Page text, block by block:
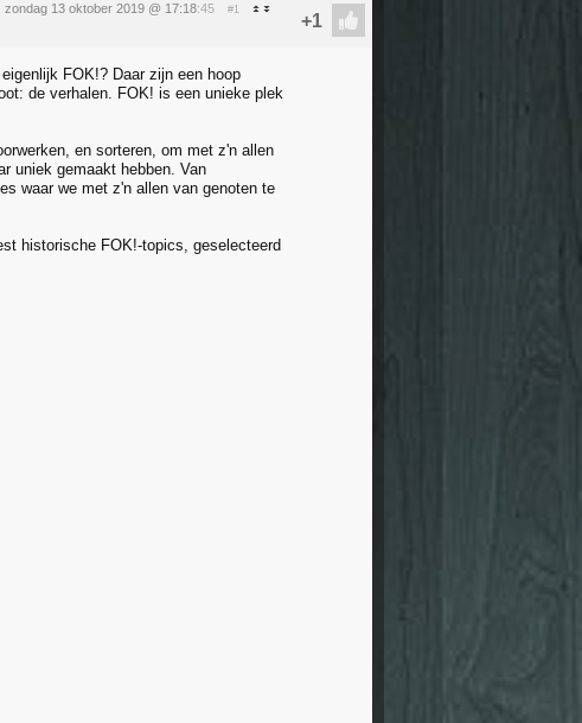
zondag 13 oktober 2019 @ 17:18:45 #1
FOK!? Daar zijn een hoop
de verhalen. FOK! is een unieke plek
en sorteren, om met z'n allen
uniek gemaakt hebben. Van
waar we met z'n allen van genoten te
historische FOK!-topics, geselecteerd